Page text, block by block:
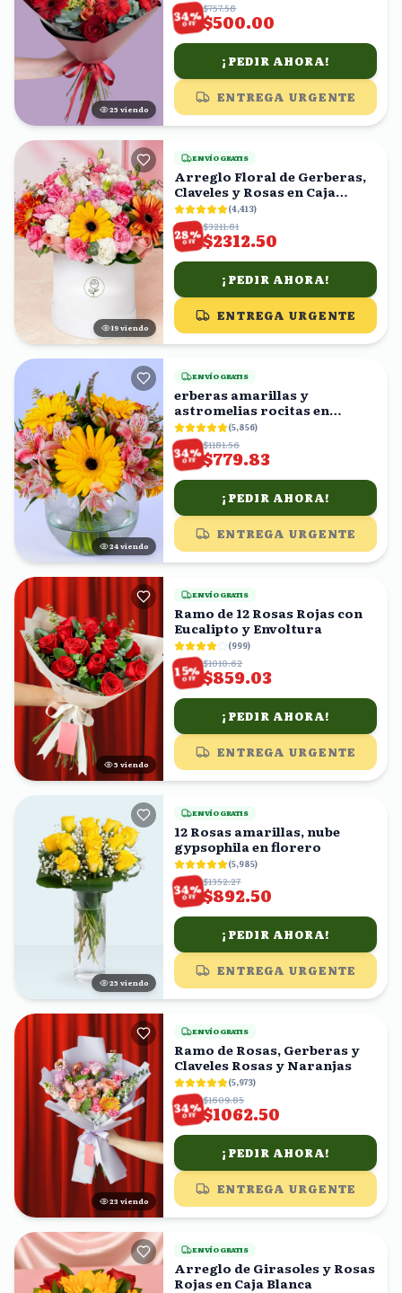
24 viendo
34%
OFF
$757.58
$500.00
¡PEDIR AHORA!
ENTREGA URGENTE
19 viendo
ENVÍO GRATIS
Arreglo Floral de Gerberas,
Claveles y Rosas en Caja
Blanca
(4,413)
28%
OFF
$3211.81
$2312.50
¡PEDIR AHORA!
ENTREGA URGENTE
24 viendo
ENVÍO GRATIS
erberas amarillas y
astromelias rocitas en
florero (5,856)
34%
OFF
$1181.56
$779.83
¡PEDIR AHORA!
ENTREGA URGENTE
6 viendo
ENVÍO GRATIS
Ramo de 12 Rosas Rojas con
Eucalipto y Envoltura
(999)
15%
OFF
$1010.62
$859.03
¡PEDIR AHORA!
ENTREGA URGENTE
25 viendo
ENVÍO GRATIS
12 Rosas amarillas, nube
gypsophila en florero
(5,985)
34%
OFF
$1352.27
$892.50
¡PEDIR AHORA!
ENTREGA URGENTE
24 viendo
ENVÍO GRATIS
Ramo de Rosas, Gerberas y
Claveles Rosas y Naranjas
(5,973)
34%
OFF
$1609.85
$1062.50
¡PEDIR AHORA!
ENTREGA URGENTE
ENVÍO GRATIS
Arreglo de Girasoles y Rosas
Rojas en Caja Blanca